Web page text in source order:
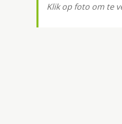
Klik op foto om te